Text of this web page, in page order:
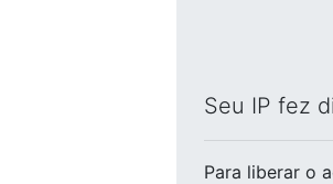
Seu IP fez
Para liberar o